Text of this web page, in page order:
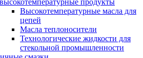
высокотемпературные продукты
Высокотемпературные масла для
цепей
Масла теплоносители
Технологические жидкости для
стекольной промышленности